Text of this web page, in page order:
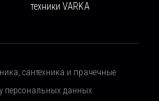
техники VARKA
сантехника и прачечные
персональных данных